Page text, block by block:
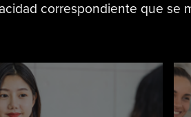
correspondiente que se